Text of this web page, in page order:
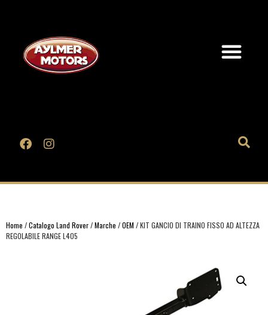
Home /Catalogo Land Rover/Marche /OEM / KIT GANCIO DI TRAINO FISSO AD ALTEZZA
REGOLABILE RANGE L405